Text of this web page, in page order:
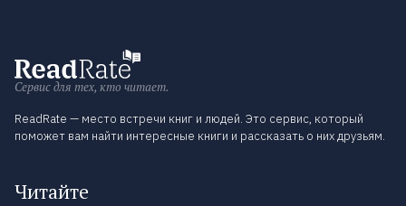
Сервис для тех, кто читает.
ReadRate — место встречи книг и людей. Это сервис, который
поможет вам найти интересные книги и рассказать о них друзьям.
Читайте